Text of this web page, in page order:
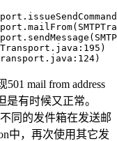
mail from address
是有时候又正常。
同的发件箱在发送邮
中，再次使用其它发